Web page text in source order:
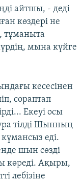
айтшы, - деді
көздері не
тұманыта
мына күйге
кесесінен
сораптап
Екеуі осы
тілді Шынның
еді.
шын сөзді
көреді. Ақыры,
лебізіне